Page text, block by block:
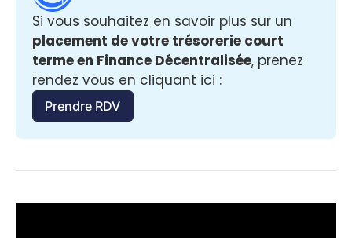
placement de votre trésorerie court
terme en Finance Décentralisée, prenez
rendez vous en cliquant ici :
Prendre RDV